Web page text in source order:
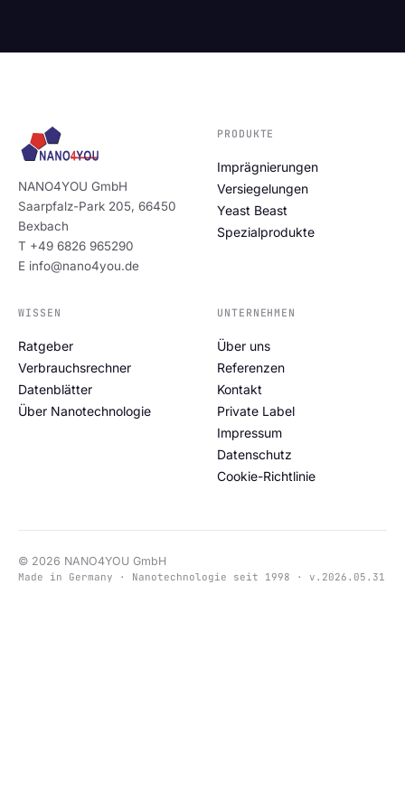
NANO4YOU GmbH
Saarpfalz-Park 205, 66450
Bexbach
T +49 6826 965290
E info@nano4you.de
PRODUKTE
Imprägnierungen
Versiegelungen
Yeast Beast
Spezialprodukte
WISSEN
Ratgeber
Verbrauchsrechner
Datenblätter
Über Nanotechnologie
UNTERNEHMEN
Über uns
Referenzen
Kontakt
Private Label
Impressum
Datenschutz
Cookie-Richtlinie
© 2026 NANO4YOU GmbH
Made in Germany · Nanotechnologie seit 1998 · v.2026.05.31